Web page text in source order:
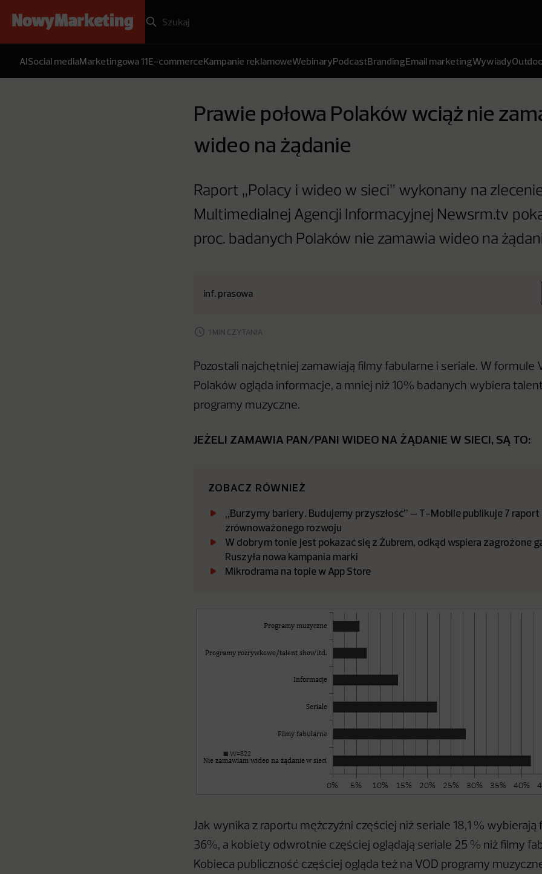
AISocial mediaMarketingowa 11E-commerceKampanie reklamoweWebinaryPodcastBrandingEmail marketingWywiady
Prawie połowa Polaków wciąż nie
wideo na żądanie
Raport „Polacy i wideo w sieci” wykonany na
Multimedialnej Agencji Informacyjnej Newsrm.tv
proc. badanych Polaków nie zamawia wideo na
inf. prasowa
1 MIN CZYTANIA
Pozostali najchętniej zamawiają filmy fabularne i seriale. W formule
Polaków ogląda informacje, a mniej niż 10% badanych wybiera
programy muzyczne.
JEŻELI ZAMAWIA PAN/PANI WIDEO NA ŻĄDANIE W SIECI, SĄ TO:
ZOBACZ RÓWNIEŻ
„Burzymy bariery. Budujemy przyszłość” – T-Mobile publikuje 7 raport
zrównoważonego rozwoju
W dobrym tonie jest pokazać się z Żubrem, odkąd wspiera zagrożone
Ruszyła nowa kampania marki
Mikrodrama na topie w App Store
Jak wynika z raportu mężczyźni częściej niż seriale 18,1 % wybierają
36%, a kobiety odwrotnie częściej oglądają seriale 25 % niż filmy
Kobieca publiczność częściej ogląda też na VOD programy